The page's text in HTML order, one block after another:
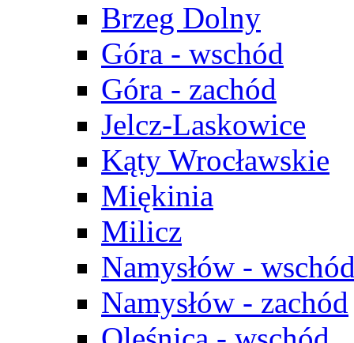
Brzeg Dolny
Góra - wschód
Góra - zachód
Jelcz-Laskowice
Kąty Wrocławskie
Miękinia
Milicz
Namysłów -
Namysłów - zachód